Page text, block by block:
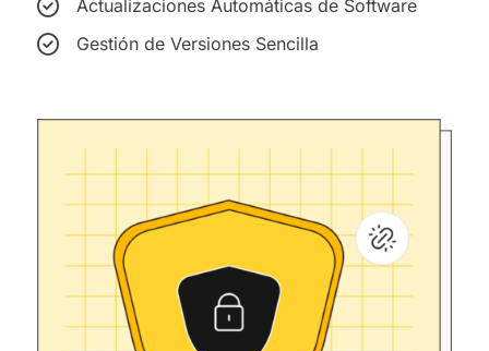
Actualizaciones Automáticas de Software
Gestión de Versiones Sencilla